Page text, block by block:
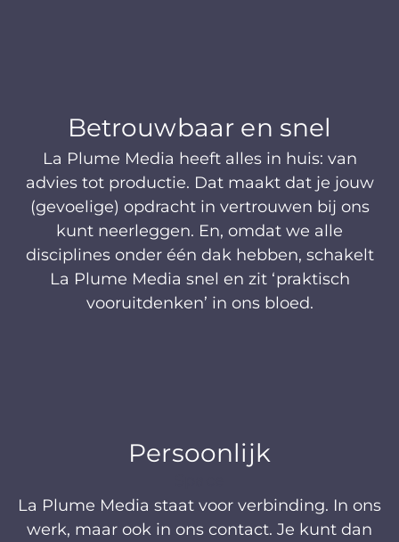
Betrouwbaar en snel
La Plume Media heeft alles in huis: van
advies tot productie. Dat maakt dat je jouw
(gevoelige) opdracht in vertrouwen bij ons
kunt neerleggen. En, omdat we alle
disciplines onder één dak hebben, schakelt
La Plume Media snel en zit ‘praktisch
vooruitdenken’ in ons bloed.
Persoonlijk
La Plume Media staat voor verbinding. In ons
werk, maar ook in ons contact. Je kunt dan